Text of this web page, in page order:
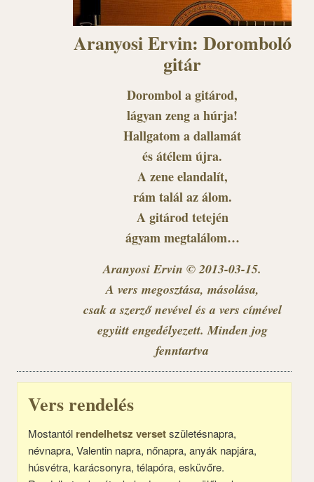
Aranyosi Ervin: Doromboló
gitár
Dorombol a gitárod,
lágyan zeng a húrja!
Hallgatom a dallamát
és átélem újra.
A zene elandalít,
rám talál az álom.
A gitárod tetején
ágyam megtalálom…
Aranyosi Ervin © 2013-03-15.
A vers megosztása, másolása,
csak a szerző nevével és a vers címével
együtt engedélyezett. Minden jog
fenntartva
Vers rendelés
Mostantól rendelhetsz versetszületésnapra,
névnapra, Valentin napra, nőnapra, anyák napjára,
húsvétra, karácsonyra, télapóra, esküvőre.